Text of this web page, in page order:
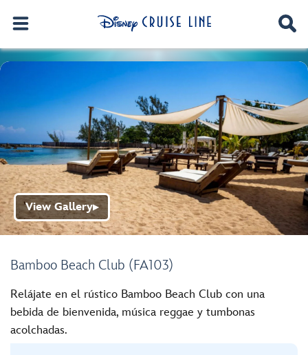
Bamboo Beach Club (FA103)
View Gallery▶
Relájate en el rústico Bamboo Beach Club con una
bebida de bienvenida, música reggae y tumbonas
acolchadas.